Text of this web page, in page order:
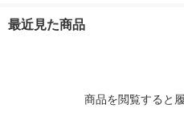
最近見た商品
商品を閲覧すると